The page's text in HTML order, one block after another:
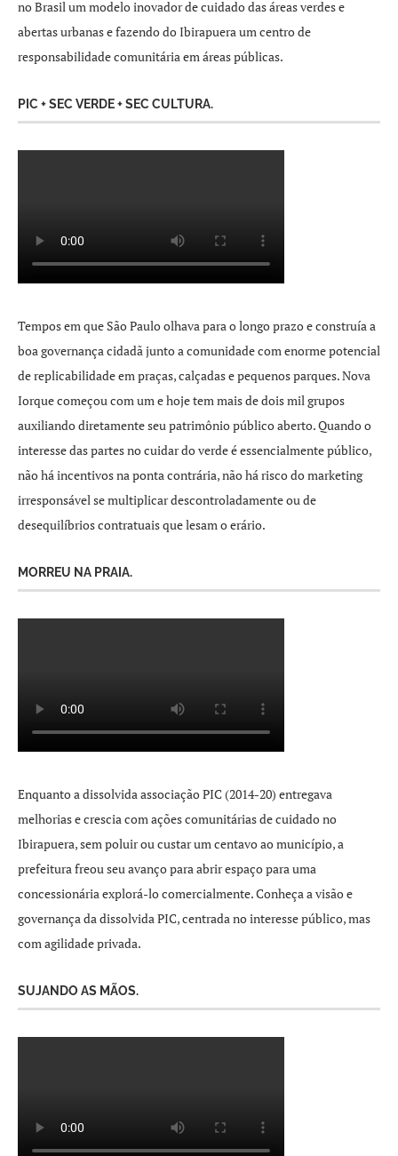
no Brasil um modelo inovador de cuidado das áreas verdes e
abertas urbanas e fazendo do Ibirapuera um centro de
responsabilidade comunitária em áreas públicas.
PIC + SEC VERDE + SEC CULTURA.
Tempos em que São Paulo olhava para o longo prazo e construía a
boa governança cidadã junto a comunidade com enorme potencial
de replicabilidade em praças, calçadas e pequenos parques. Nova
Iorque começou com um e hoje tem mais de dois mil grupos
auxiliando diretamente seu patrimônio público aberto. Quando o
interesse das partes no cuidar do verde é essencialmente público,
não há incentivos na ponta contrária, não há risco do marketing
irresponsável se multiplicar descontroladamente ou de
desequilíbrios contratuais que lesam o erário.
MORREU NA PRAIA.
Enquanto a dissolvida associação PIC (2014-20) entregava
melhorias e crescia com ações comunitárias de cuidado no
Ibirapuera, sem poluir ou custar um centavo ao município, a
prefeitura freou seu avanço para abrir espaço para uma
concessionária explorá-lo comercialmente. Conheça a visão e
governança da dissolvida PIC, centrada no interesse público, mas
com agilidade privada.
SUJANDO AS MÃOS.